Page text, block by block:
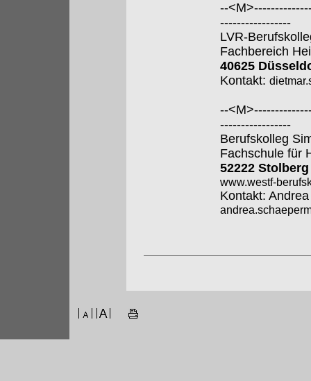
--
-----------------
LVR-
Fachbereich
40625
Kontakt:
--
-----------------
Berufskolleg
Fachschule für
52222 Stolberg
www.westf-
Kontakt: